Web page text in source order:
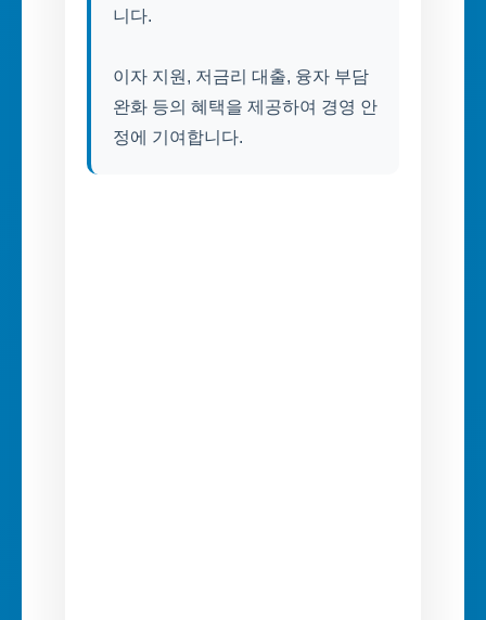
니다.
이자 지원, 저금리 대출, 융자 부담
완화 등의 혜택을 제공하여 경영 안
정에 기여합니다.